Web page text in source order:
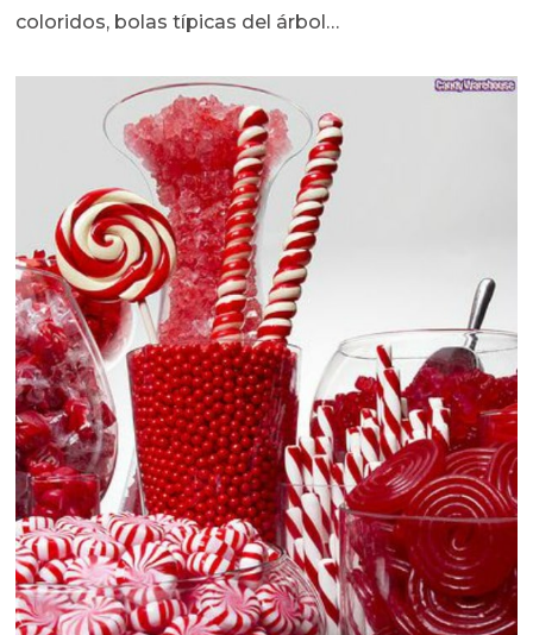
coloridos, bolas típicas del árbol…